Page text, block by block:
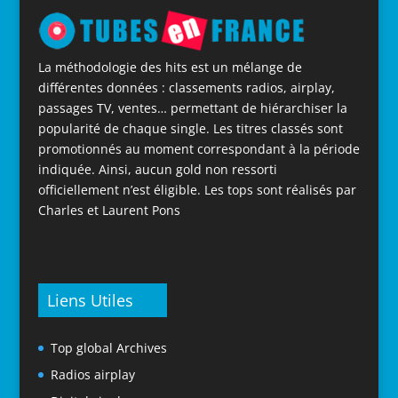
La méthodologie des hits est un mélange de
différentes données : classements radios, airplay,
passages TV, ventes… permettant de hiérarchiser la
popularité de chaque single. Les titres classés sont
promotionnés au moment correspondant à la période
indiquée. Ainsi, aucun gold non ressorti
officiellement n’est éligible. Les tops sont réalisés par
Charles et Laurent Pons
Liens Utiles
Top global Archives
Radios airplay